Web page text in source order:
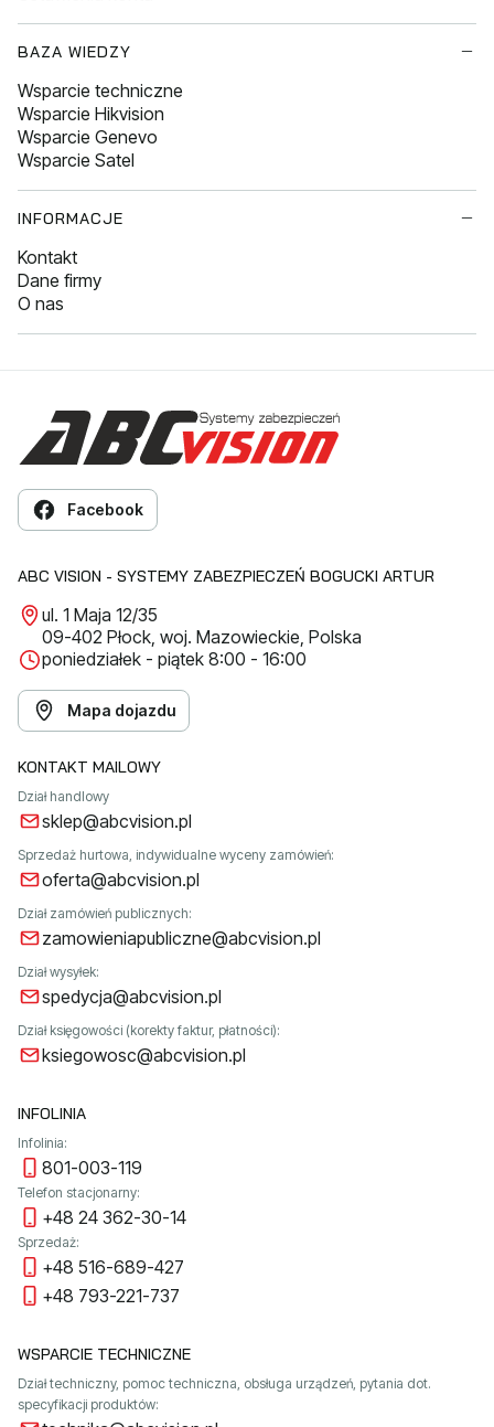
BAZA WIEDZY
Wsparcie techniczne
Wsparcie Hikvision
Wsparcie Genevo
Wsparcie Satel
INFORMACJE
Kontakt
Dane firmy
O nas
Facebook
ABC VISION - SYSTEMY ZABEZPIECZEŃ BOGUCKI ARTUR
ul. 1 Maja 12/35
09-402 Płock, woj. Mazowieckie, Polska
poniedziałek - piątek 8:00 - 16:00
Mapa dojazdu
KONTAKT MAILOWY
Dział handlowy
sklep@abcvision.pl
Sprzedaż hurtowa, indywidualne wyceny zamówień:
oferta@abcvision.pl
Dział zamówień publicznych:
zamowieniapubliczne@abcvision.pl
Dział wysyłek:
spedycja@abcvision.pl
Dział księgowości (korekty faktur, płatności):
ksiegowosc@abcvision.pl
INFOLINIA
Infolinia:
801-003-119
Telefon stacjonarny:
+48 24 362-30-14
Sprzedaż:
+48 516-689-427
+48 793-221-737
WSPARCIE TECHNICZNE
Dział techniczny, pomoc techniczna, obsługa urządzeń, pytania dot.
specyfikacji produktów: